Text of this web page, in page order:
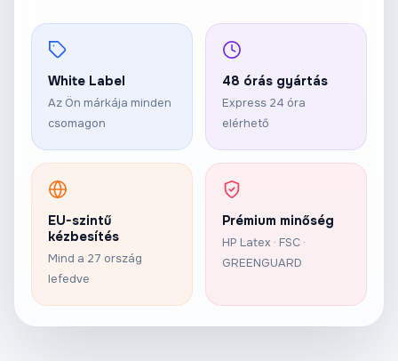
White Label
Az Ön márkája minden
csomagon
48 órás gyártás
Express 24 óra
elérhető
EU-szintű
kézbesítés
Mind a 27 ország
lefedve
Prémium minőség
HP Latex · FSC ·
GREENGUARD